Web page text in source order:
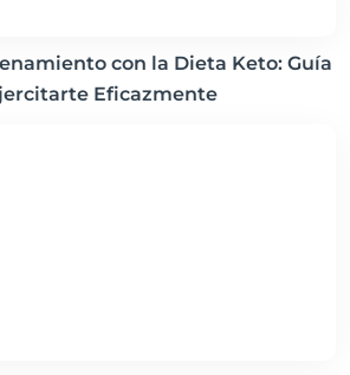
con la Dieta Keto: Guía
Eficazmente